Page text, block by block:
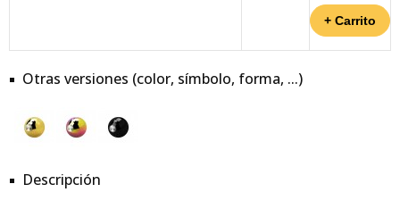
Otras versiones (color, símbolo, forma, ...)
Descripción